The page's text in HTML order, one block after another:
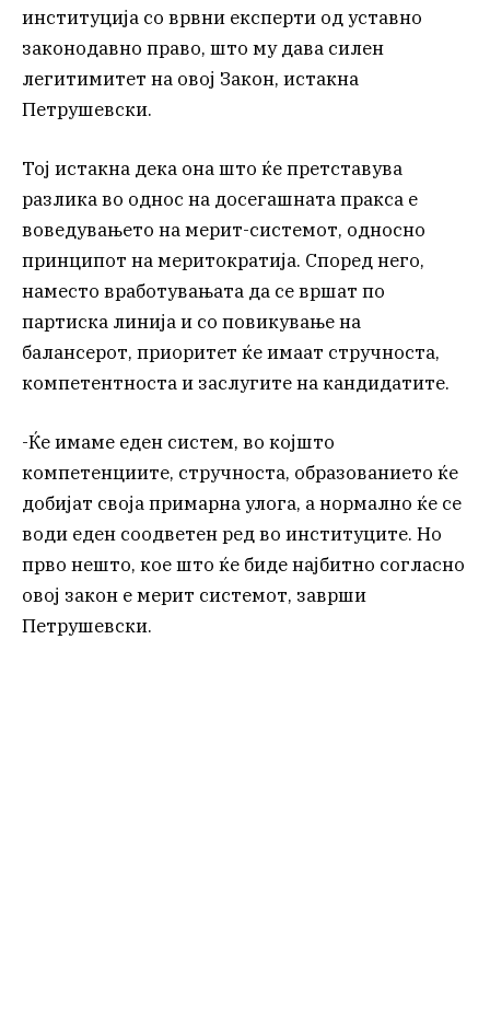
институција со врвни експерти од уставно
законодавно право, што му дава силен
легитимитет на овој Закон, истакна
Петрушевски.
Тој истакна дека она што ќе претставува
разлика во однос на досегашната пракса е
воведувањето на мерит-системот, односно
принципот на меритократија. Според него,
наместо вработувањата да се вршат по
партиска линија и со повикување на
балансерот, приоритет ќе имаат стручноста,
компетентноста и заслугите на кандидатите.
-Ќе имаме еден систем, во којшто
компетенциите, стручноста, образованието ќе
добијат своја примарна улога, а нормално ќе се
води еден соодветен ред во институците. Но
прво нешто, кое што ќе биде најбитно согласно
овој закон е мерит системот, заврши
Петрушевски.